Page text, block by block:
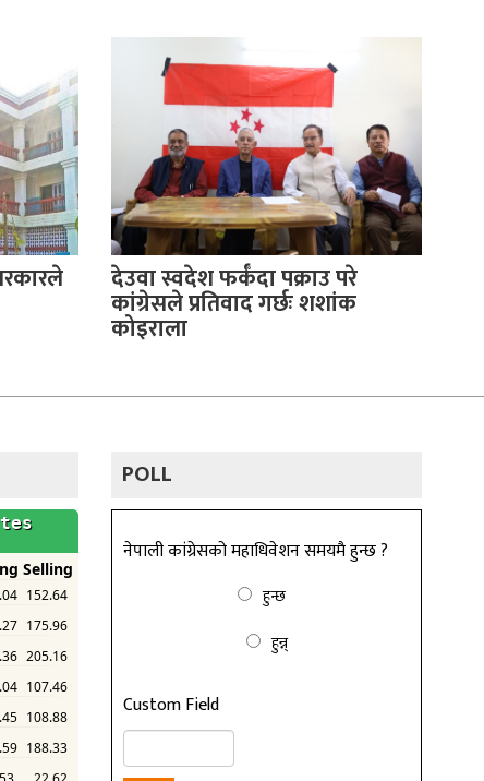
देउवा स्वदेश फर्कँदा पक्राउ परे
कांग्रेसले प्रतिवाद गर्छः शशांक
कोइराला
POLL
नेपाली कांग्रेसको महाधिवेशन समयमै हुन्छ ?
हुन्छ
हुन्न्
Custom Field